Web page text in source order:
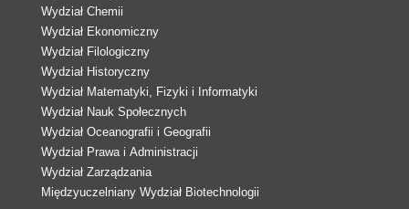
Wydział Chemii
Wydział Ekonomiczny
Wydział Filologiczny
Wydział Historyczny
Wydział Matematyki, Fizyki i Informatyki
Wydział Nauk Społecznych
Wydział Oceanografii i Geografii
Wydział Prawa i Administracji
Wydział Zarządzania
Międzyuczelniany Wydział Biotechnologii